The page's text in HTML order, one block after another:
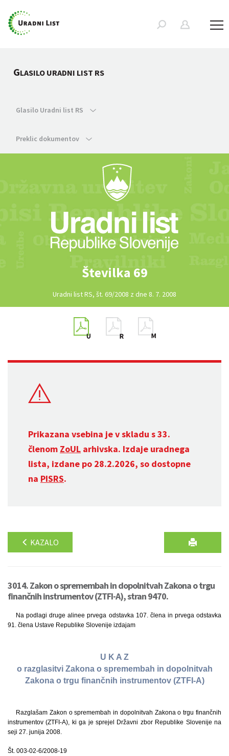
GLASILO URADNI LIST RS
Glasilo Uradni list RS
Preklic dokumentov
Številka 69
Uradni list RS, št. 69/2008 z dne 8. 7. 2008
Prikazana vsebina je v skladu s 33.
členom ZoUL arhivska. Izdaje uradnega
lista, izdane po 28.2.2026, so dostopne
na PISRS.
KAZALO
3014. Zakon o spremembah in dopolnitvah Zakona o trgu
finančnih instrumentov (ZTFI-A), stran 9470.
Na podlagi druge alinee prvega odstavka 107. člena in prvega odstavka
91. člena Ustave Republike Slovenije izdajam
U K A Z
o razglasitvi Zakona o spremembah in dopolnitvah
Zakona o trgu finančnih instrumentov (ZTFI-A)
Razglašam Zakon o spremembah in dopolnitvah Zakona o trgu finančnih
instrumentov (ZTFI-A), ki ga je sprejel Državni zbor Republike Slovenije na
seji 27. junija 2008.
Št. 003-02-6/2008-19